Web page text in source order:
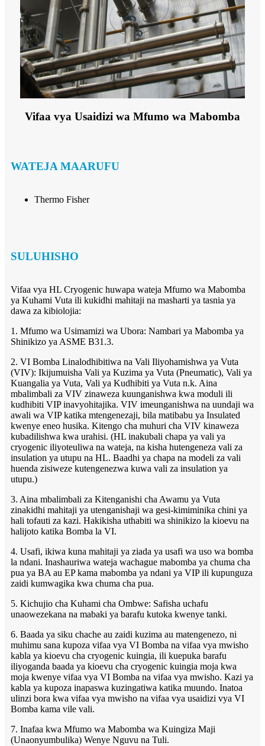
Vifaa vya Usaidizi wa Mfumo wa Mabomba
WATEJA MAARUFU
Thermo Fisher
SULUHISHO
Vifaa vya HL Cryogenic huwapa wateja Mfumo wa Mabomba
ya Kuhami Vuta ili kukidhi mahitaji na masharti ya tasnia ya
dawa za kibiolojia:
1. Mfumo wa Usimamizi wa Ubora: Nambari ya Mabomba ya
Shinikizo ya ASME B31.3.
2. VI Bomba Linalodhibitiwa na Vali Iliyohamishwa ya Vuta
(VIV): Ikijumuisha Vali ya Kuzima ya Vuta (Pneumatic), Vali ya
Kuangalia ya Vuta, Vali ya Kudhibiti ya Vuta n.k. Aina
mbalimbali za VIV zinaweza kuunganishwa kwa moduli ili
kudhibiti VIP inavyohitajika. VIV imeunganishwa na uundaji wa
awali wa VIP katika mtengenezaji, bila matibabu ya Insulated
kwenye eneo husika. Kitengo cha muhuri cha VIV kinaweza
kubadilishwa kwa urahisi. (HL inakubali chapa ya vali ya
cryogenic iliyoteuliwa na wateja, na kisha hutengeneza vali za
insulation ya utupu na HL. Baadhi ya chapa na modeli za vali
huenda zisiweze kutengenezwa kuwa vali za insulation ya
utupu.)
3. Aina mbalimbali za Kitenganishi cha Awamu ya Vuta
zinakidhi mahitaji ya utenganishaji wa gesi-kimiminika chini ya
hali tofauti za kazi. Hakikisha uthabiti wa shinikizo la kioevu na
halijoto katika Bomba la VI.
4. Usafi, ikiwa kuna mahitaji ya ziada ya usafi wa uso wa bomba
la ndani. Inashauriwa wateja wachague mabomba ya chuma cha
pua ya BA au EP kama mabomba ya ndani ya VIP ili kupunguza
zaidi kumwagika kwa chuma cha pua.
5. Kichujio cha Kuhami cha Ombwe: Safisha uchafu
unaowezekana na mabaki ya barafu kutoka kwenye tanki.
6. Baada ya siku chache au zaidi kuzima au matengenezo, ni
muhimu sana kupoza vifaa vya VI Bomba na vifaa vya mwisho
kabla ya kioevu cha cryogenic kuingia, ili kuepuka barafu
iliyoganda baada ya kioevu cha cryogenic kuingia moja kwa
moja kwenye vifaa vya VI Bomba na vifaa vya mwisho. Kazi ya
kabla ya kupoza inapaswa kuzingatiwa katika muundo. Inatoa
ulinzi bora kwa vifaa vya mwisho na vifaa vya usaidizi vya VI
Bomba kama vile vali.
7. Inafaa kwa Mfumo wa Mabomba wa Kuingiza Maji
(Unaonyumbulika) Wenye Nguvu na Tuli.